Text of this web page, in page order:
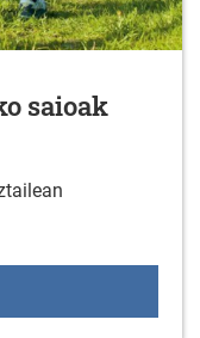
saioak